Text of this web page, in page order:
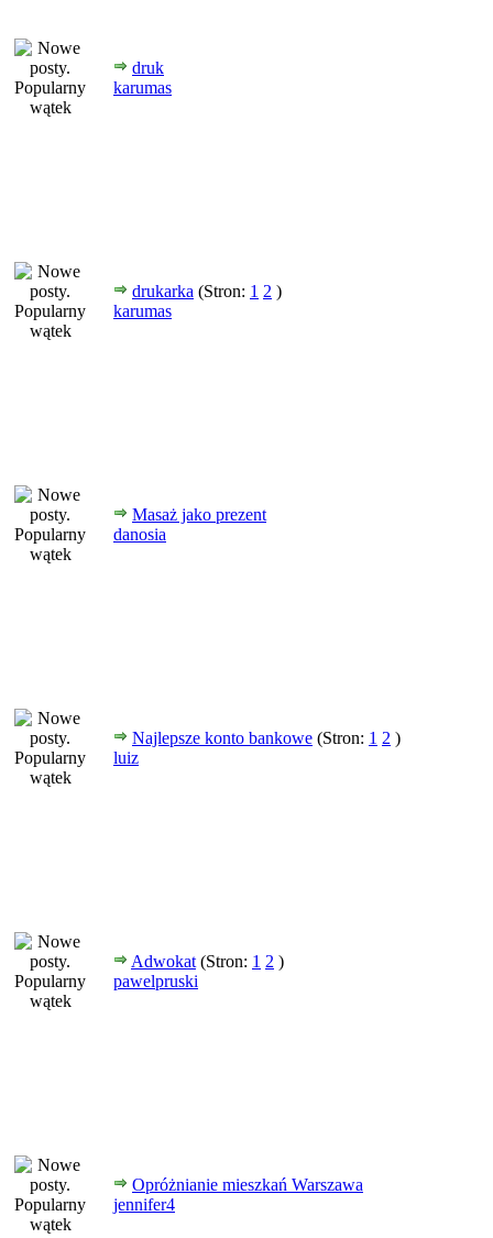
druk
karumas
drukarka (Stron: 1 2 )
karumas
Masaż jako prezent
danosia
Najlepsze konto bankowe (Stron: 1 2 )
luiz
Adwokat (Stron: 1 2 )
pawelpruski
Opróżnianie mieszkań Warszawa
jennifer4